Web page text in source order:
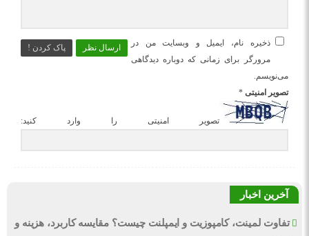
ارسال نظر پاک کردن !
ذخیره نام، ایمیل و وبسایت من در
مرورگر برای زمانی که دوباره دیدگاهی
می‌نویسم.
تصویر امنیتی *
تصویر امنیتی را وارد کنید:
آخرین اخبار
تفاوت لمینت، کامپوزیت و ایمپلنت چیست؟ مقایسه کاربرد، هزینه و